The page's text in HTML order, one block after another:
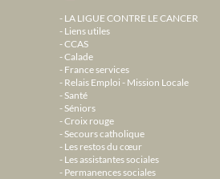
LA LIGUE CONTRE LE CANCER
Liens utiles
CCAS
Calade
France services
Relais Emploi - Mission Locale
Santé
Séniors
Croix rouge
Secours catholique
Les restos du cœur
Les assistantes sociales
Permanences sociales